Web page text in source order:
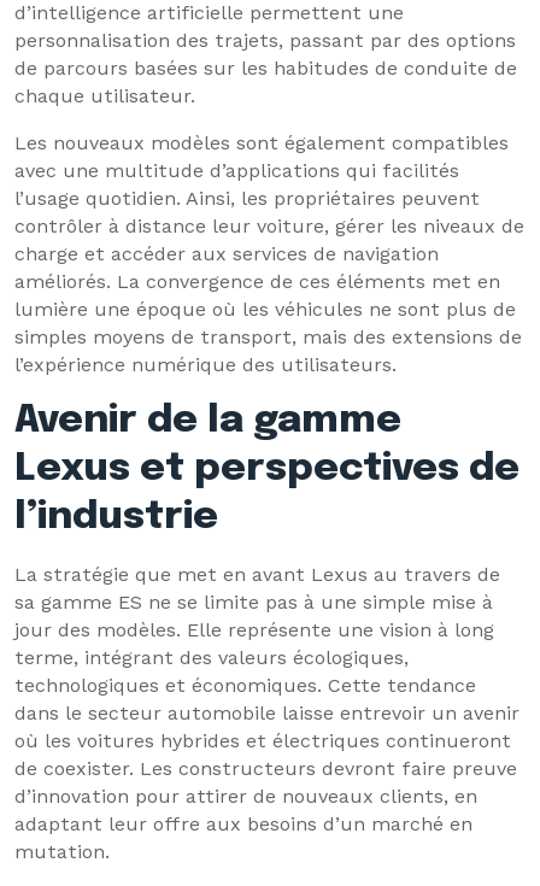
d’intelligence artificielle permettent une
personnalisation des trajets, passant par des options
de parcours basées sur les habitudes de conduite de
chaque utilisateur.
Les nouveaux modèles sont également compatibles
avec une multitude d’applications qui facilités
l’usage quotidien. Ainsi, les propriétaires peuvent
contrôler à distance leur voiture, gérer les niveaux de
charge et accéder aux services de navigation
améliorés. La convergence de ces éléments met en
lumière une époque où les véhicules ne sont plus de
simples moyens de transport, mais des extensions de
l’expérience numérique des utilisateurs.
Avenir de la gamme
Lexus et perspectives de
l’industrie
La stratégie que met en avant Lexus au travers de
sa gamme ES ne se limite pas à une simple mise à
jour des modèles. Elle représente une vision à long
terme, intégrant des valeurs écologiques,
technologiques et économiques. Cette tendance
dans le secteur automobile laisse entrevoir un avenir
où les voitures hybrides et électriques continueront
de coexister. Les constructeurs devront faire preuve
d’innovation pour attirer de nouveaux clients, en
adaptant leur offre aux besoins d’un marché en
mutation.